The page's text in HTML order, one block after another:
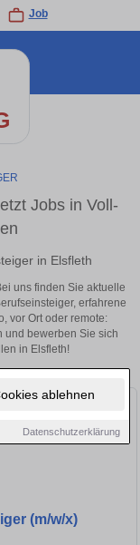
ablehnen
Datenschutzerklärung
Job
Jobs in Voll-
in Elsfleth
uns finden Sie aktuelle
erfahrene
vor Ort oder remote:
und bewerben Sie sich
in Elsfleth!
(m/w/x)